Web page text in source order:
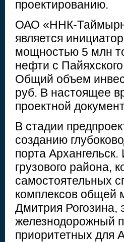
проектированию.
ОАО «ННК-
является
мощностью 5 млн
нефти с
Общий объем
руб. В настоящее
проектной
В стадии
созданию
порта
грузового района,
самостоятельных
комплексов общей
Дмитрия Рогозина,
железнодорожный
приоритетных для